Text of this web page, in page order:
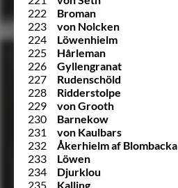
222
Broman
223
von Nolcken
224
Löwenhielm
225
Hårleman
226
Gyllengranat
227
Rudenschöld
228
Ridderstolpe
229
von Grooth
230
Barnekow
231
von Kaulbars
232
Åkerhielm af Blombacka
233
Löwen
234
Djurklou
235
Kalling